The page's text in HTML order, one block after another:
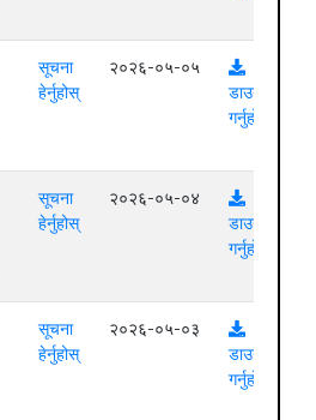
सूचना
हेर्नुहोस्
२०२६-०५-०५
डाउनलोड
गर्नुहोस्
सूचना
हेर्नुहोस्
२०२६-०५-०४
डाउनलोड
गर्नुहोस्
सूचना
हेर्नुहोस्
२०२६-०५-०३
डाउनलोड
गर्नुहोस्